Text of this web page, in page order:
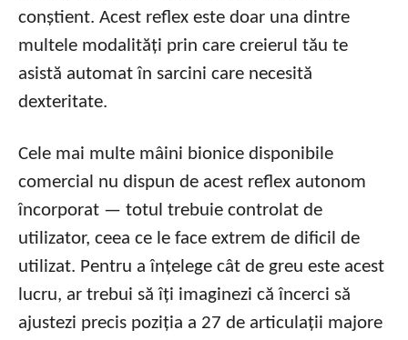
conștient. Acest reflex este doar una dintre
multele modalități prin care creierul tău te
asistă automat în sarcini care necesită
dexteritate.
Cele mai multe mâini bionice disponibile
comercial nu dispun de acest reflex autonom
încorporat — totul trebuie controlat de
utilizator, ceea ce le face extrem de dificil de
utilizat. Pentru a înțelege cât de greu este acest
lucru, ar trebui să îți imaginezi că încerci să
ajustezi precis poziția a 27 de articulații majore